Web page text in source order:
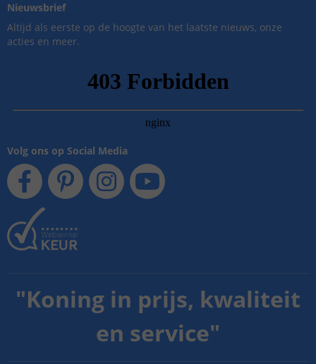
Nieuwsbrief
Altijd als eerste op de hoogte van het laatste nieuws, onze
acties en meer.
Volg ons op Social Media
"Koning in prijs, kwaliteit
en service"